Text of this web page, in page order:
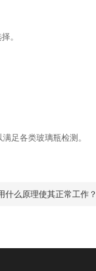
。
足各类玻璃瓶检测。
什么原理使其正常工作？